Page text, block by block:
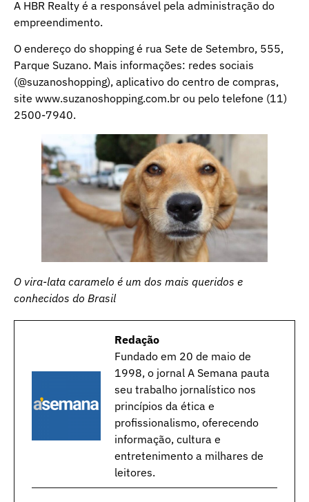
A HBR Realty é a responsável pela administração do
empreendimento.
O endereço do shopping é rua Sete de Setembro, 555,
Parque Suzano. Mais informações: redes sociais
(@suzanoshopping), aplicativo do centro de compras,
site www.suzanoshopping.com.br ou pelo telefone (11)
2500-7940.
O vira-lata caramelo é um dos mais queridos e
conhecidos do Brasil
Redação
Fundado em 20 de maio de
1998, o jornal A Semana pauta
seu trabalho jornalístico nos
princípios da ética e
profissionalismo, oferecendo
informação, cultura e
entretenimento a milhares de
leitores.